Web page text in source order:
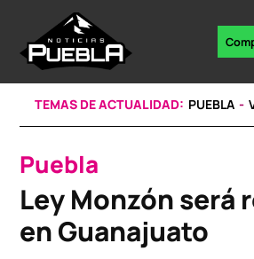
content
noticias
TEMAS DE ACTUALIDAD: PUEBLA
POSTED
IN
Puebla
Ley Monzón será
en Guanajuato